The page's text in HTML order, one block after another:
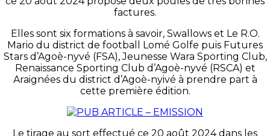
factures.
Elles sont six formations à savoir, Swallows et Le R.O.
Mario du district de football Lomé Golfe puis Futures
Stars d’Agoè-nyvé (FSA), Jeunesse Wara Sporting Club,
Renaissance Sporting Club d’Agoè-nyvé (RSCA) et
Araignées du district d’Agoè-nyivé à prendre part à
cette première édition.
Le tirage au sort effectué ce 20 août 2024 dans les